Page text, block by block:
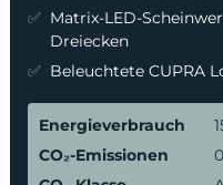
Matrix-LED-
Dreiecken
Beleuchtete CUPRA
Energieverbrauch
CO₂-Emissionen